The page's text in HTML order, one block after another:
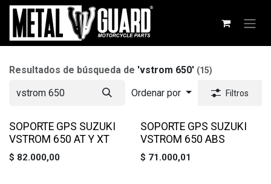
Ir al contenido
Resultados de búsqueda de 'vstrom 650' (15)
Ordenar por Filtros
SOPORTE GPS SUZUKI
VSTROM 650 AT Y XT
$ 82.000,00
SOPORTE GPS SUZUKI
VSTROM 650 ABS
$ 71.000,01